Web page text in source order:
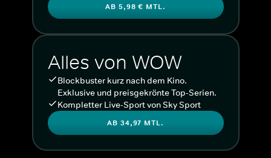
AB 5,98 € MTL.
Alles von WOW
Blockbuster kurz nach dem Kino.
Exklusive und preisgekrönte Top-Serien.
Kompletter Live-Sport von Sky Sport
AB 34,97 MTL.